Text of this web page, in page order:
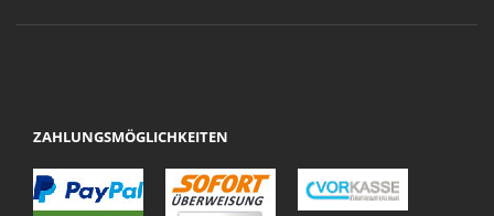
ZAHLUNGSMÖGLICHKEITEN